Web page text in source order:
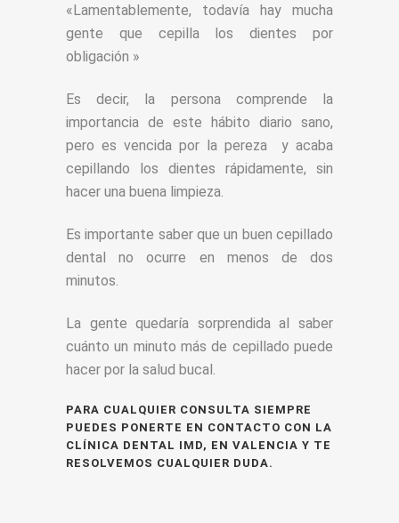
«Lamentablemente, todavía hay mucha
gente que cepilla los dientes por
obligación »
Es decir, la persona comprende la
importancia de este hábito diario sano,
pero es vencida por la pereza y acaba
cepillando los dientes rápidamente, sin
hacer una buena limpieza.
Es importante saber que un buen cepillado
dental no ocurre en menos de dos
minutos.
La gente quedaría sorprendida al saber
cuánto un minuto más de cepillado puede
hacer por la salud bucal.
PARA CUALQUIER CONSULTA SIEMPRE
PUEDES PONERTE EN CONTACTO CON LA
CLÍNICA DENTAL IMD, EN VALENCIA Y TE
RESOLVEMOS CUALQUIER DUDA.